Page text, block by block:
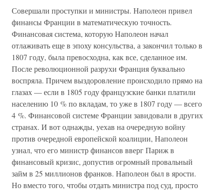
Совершали проступки и министры. Наполеон привел
финансы Франции в математическую точность.
Финансовая система, которую Наполеон начал
отлаживать еще в эпоху консульства, а закончил только в
1807 году, была превосходна, как все, сделанное им.
После революционной разрухи Франция буквально
воспряла. Причем выздоровление происходило прямо на
глазах — если в 1805 году французские банки платили
населению 10 % по вкладам, то уже в 1807 году — всего
4 %. Финансовой системе Франции завидовали в других
странах. И вот однажды, уехав на очередную войну
против очередной европейской коалиции, Наполеон
узнал, что его министр финансов вверг Париж в
финансовый кризис, допустив огромный провальный
займ в 25 миллионов франков. Наполеон был в ярости.
Но вместо того, чтобы отдать министра под суд, просто